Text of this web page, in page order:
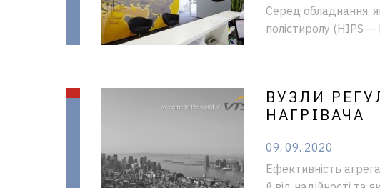
Серед обладнання,
полістиролу (HIPS
ВУЗЛИ
НАГРІВАЧА
09. 09. 2020
Ефективність